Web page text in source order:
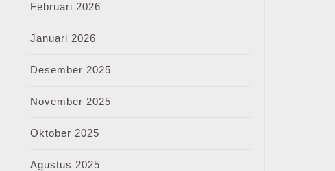
Februari 2026
Januari 2026
Desember 2025
November 2025
Oktober 2025
Agustus 2025